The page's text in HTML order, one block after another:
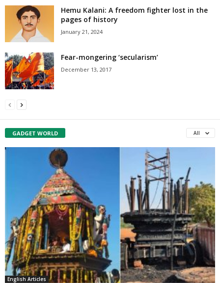
Hemu Kalani: A freedom fighter lost in the
pages of history
January 21, 2024
Fear-mongering ‘secularism’
December 13, 2017
GADGET WORLD All
English Articles